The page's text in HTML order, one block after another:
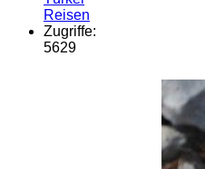
Reisen
Zugriffe:
5629